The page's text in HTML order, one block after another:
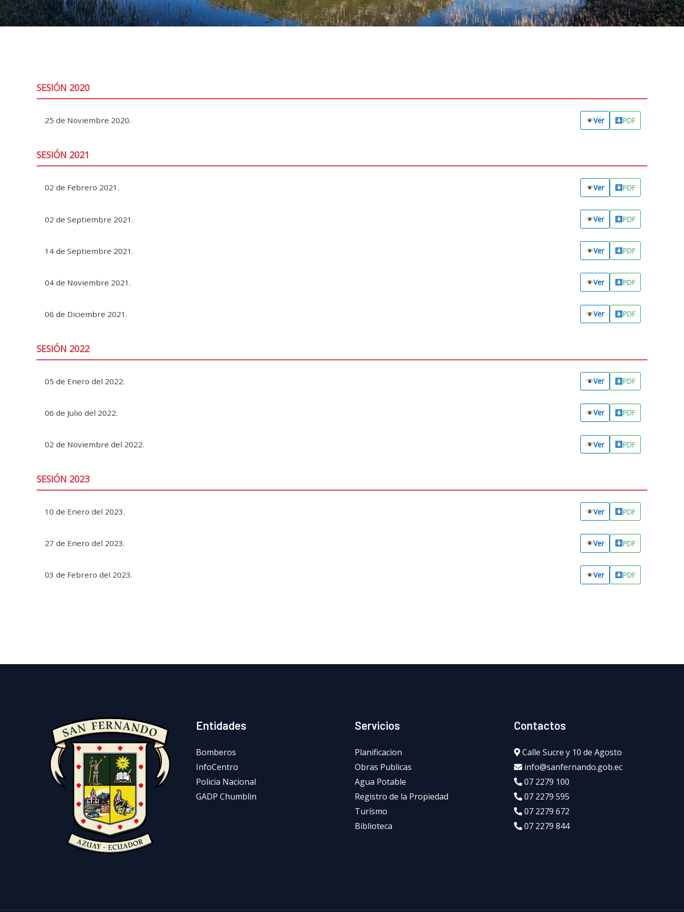
SESIÓN 2020
25 de Noviembre 2020. Ver PDF
SESIÓN 2021
02 de Febrero 2021. Ver PDF
02 de Septiembre 2021. Ver PDF
14 de Septiembre 2021. Ver PDF
04 de Noviembre 2021. Ver PDF
06 de Diciembre 2021. Ver PDF
SESIÓN 2022
05 de Enero del 2022. Ver PDF
06 de Julio del 2022. Ver PDF
02 de Noviembre del 2022. Ver PDF
SESIÓN 2023
10 de Enero del 2023. Ver PDF
27 de Enero del 2023. Ver PDF
03 de Febrero del 2023. Ver PDF
Entidades
Bomberos
InfoCentro
Policia Nacional
GADP Chumblin
Servicios
Planificacion
Obras Publicas
Agua Potable
Registro de la Propiedad
Turísmo
Biblioteca
Contactos
Calle Sucre y 10 de Agosto
info@sanfernando.gob.ec
07 2279 100
07 2279 595
07 2279 672
07 2279 844